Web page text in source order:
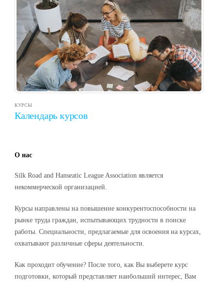
КУРСЫ
Календарь курсов
О нас
Silk Road and Hanseatic League Association является
некоммерческой организацией.
Курсы направлены на повышение конкурентоспособности на
рынке труда граждан, испытывающих трудности в поиске
работы. Специальности, предлагаемые для освоения на курсах,
охватывают различные сферы деятельности.
Как проходит обучение? После того, как Вы выберете курс
подготовки, который представляет наибольший интерес, Вам